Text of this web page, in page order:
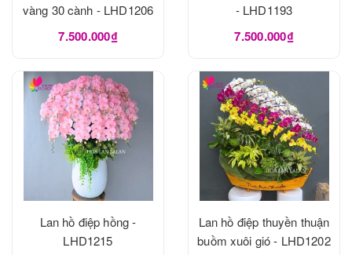
vàng 30 cành - LHD1206
7.500.000₫
- LHD1193
7.500.000₫
Lan hồ điệp hồng -
LHD1215
Lan hồ điệp thuyền thuận
buồm xuôi gió - LHD1202